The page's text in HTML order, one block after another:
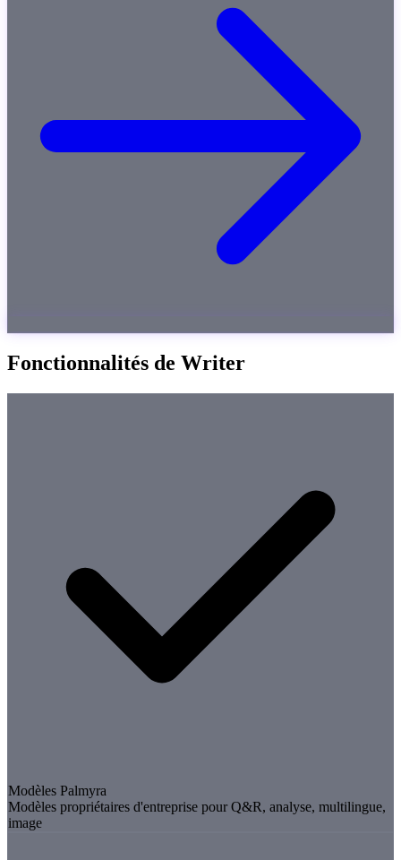
Fonctionnalités de Writer
Modèles Palmyra
Modèles propriétaires d'entreprise pour Q&R, analyse, multilingue,
image